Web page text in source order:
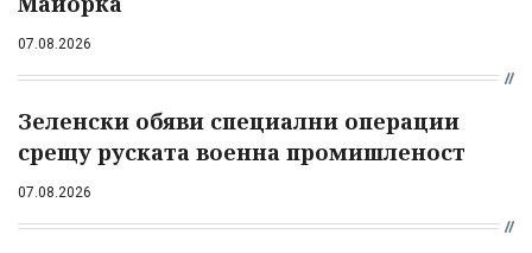
07.08.2026
Зеленски обяви специални операции
срещу руската военна промишленост
07.08.2026